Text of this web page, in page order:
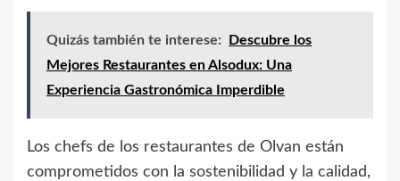
Quizás también te interese:
Descubre los
Mejores Restaurantes en Alsodux: Una
Experiencia Gastronómica Imperdible
Los chefs de los restaurantes de Olvan están
comprometidos con la sostenibilidad y la calidad,